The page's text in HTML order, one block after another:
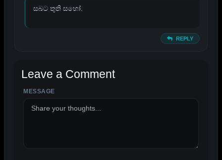
සබට තුති සහෝ.
REPLY
Leave a Comment
MESSAGE
ALTERNATIVE: